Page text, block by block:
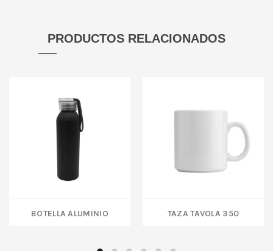
PRODUCTOS RELACIONADOS
BOTELLA ALUMINIO TAZA TAVOLA 350